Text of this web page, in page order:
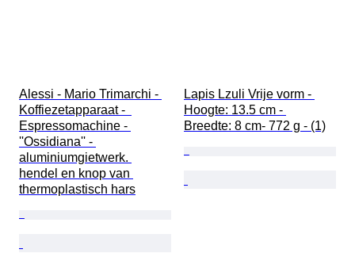
Alessi - Mario Trimarchi -
Koffiezetapparaat -
Espressomachine -
''Ossidiana'' -
aluminiumgietwerk.
hendel en knop van
thermoplastisch hars
Lapis Lzuli Vrije vorm -
Hoogte: 13.5 cm -
Breedte: 8 cm- 772 g - (1)